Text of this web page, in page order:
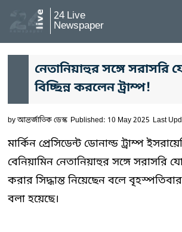
24 Live
Newspaper
নেতানিয়াহুর সঙ্গে সরাসরি
বিচ্ছিন্ন করলেন ট্রাম্প!
byআন্তর্জাতিক ডেস্ক Published: 10 May 2025 Last
মার্কিন প্রেসিডেন্ট ডোনাল্ড ট্রাম্প
বেনিয়ামিন নেতানিয়াহুর সঙ্গে সরাসরি
করার সিদ্ধান্ত নিয়েছেন বলে
বলা হয়েছে।